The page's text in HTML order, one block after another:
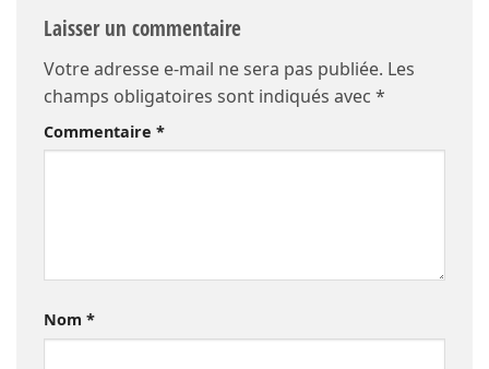
Laisser un commentaire
Votre adresse e-mail ne sera pas publiée. Les
champs obligatoires sont indiqués avec *
Commentaire *
Nom *